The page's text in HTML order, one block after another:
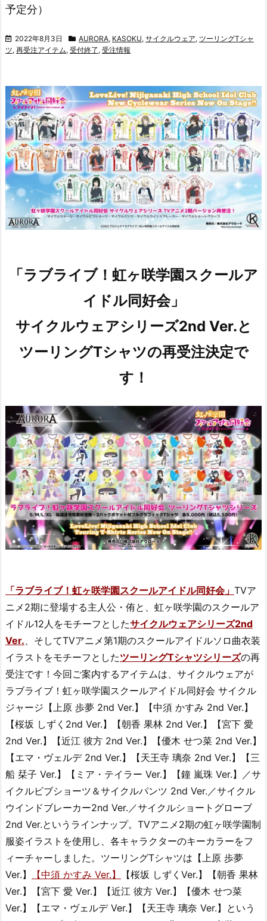
予定分）
2022年8月3日 AURORA, KASOKU, サイクルウェア, ツーリングTシャ
ツ, 再受注アイテム, 受付終了 , 受注情報
「ラブライブ！虹ヶ咲学園スクールア
イドル同好会」
サイクルウェアシリーズ2nd Ver.と
ツーリングTシャツの再受注決定で
す！
「ラブライブ！虹ヶ咲学園スクールアイドル同好会」 TVア
ニメ2期に登場する主人公・侑と、虹ヶ咲学園のスクールア
イドル12人をモチーフとしたサイクルウェアシリーズ2nd
Ver. 、そしてTVアニメ第1期のスクールアイドルソロ曲衣装
イラストをモチーフとしたツーリングTシャツシリーズの再
受注です！今回ご案内するアイテムは、サイクルウェアが
ラブライブ！虹ヶ咲学園スクールアイドル同好会 サイクル
ジャージ【上原 歩夢 2nd Ver.】【中須 かすみ 2nd Ver.】
【桜坂 しずく2nd Ver.】【朝香 果林 2nd Ver.】【宮下 愛
2nd Ver.】【近江 彼方 2nd Ver.】【優木 せつ菜 2nd Ver.】
【エマ・ヴェルデ 2nd Ver.】【天王寺 璃奈 2nd Ver.】【三
船 栞子 Ver.】【ミア・テイラー Ver.】【鐘 嵐珠 Ver.】／サ
イクルビブショーツ＆サイクルパンツ 2nd Ver.／サイクル
ウインドブレーカー2nd Ver.／サイクルショートグローブ
2nd Ver.というラインナップ。TVアニメ2期の虹ヶ咲学園制
服姿イラストを使用し、各キャラクターのキーカラーをフ
ィーチャーしました。ツーリングTシャツは【上原 歩夢
Ver.】
【中須 かすみ Ver.】
【桜坂 しずくVer.】【朝香 果林
Ver.】【宮下 愛 Ver.】【近江 彼方 Ver.】【優木 せつ菜
Ver.】【エマ・ヴェルデ Ver.】【天王寺 璃奈 Ver.】という